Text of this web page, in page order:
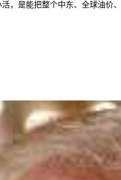
，是能把整个中东、全球油价